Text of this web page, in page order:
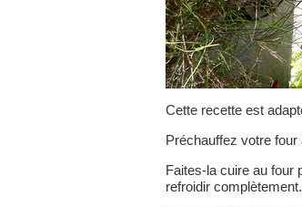
Cette recette est
Préchauffez votre four
Faites-la cuire au four
refroidir complètement.